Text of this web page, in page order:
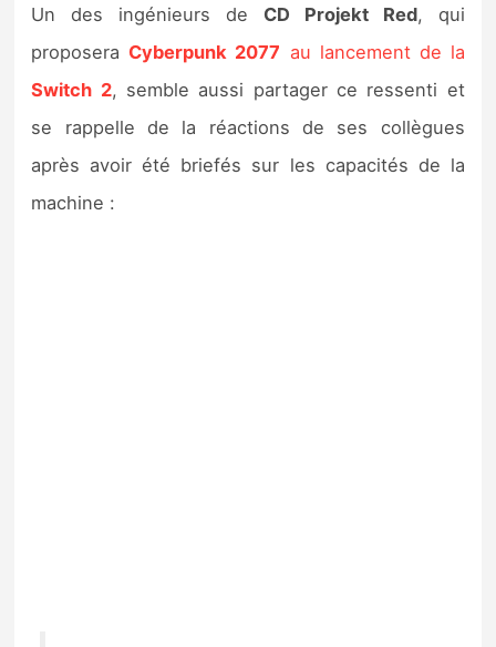
Un des ingénieurs de CD Projekt Red, qui
proposera Cyberpunk 2077 au lancement de la
Switch 2, semble aussi partager ce ressenti et
se rappelle de la réactions de ses collègues
après avoir été briefés sur les capacités de la
machine :